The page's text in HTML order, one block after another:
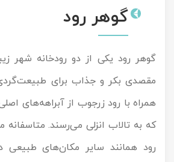
گوهر رود
گوهر رود یکی از دو رودخانه شهر
مقصدی بکر و جذاب برای
همراه با رود زرجوب از آبراهه‌های
که به تالاب انزلی می‌رسند.
رود همانند سایر مکان‌های طبیعی